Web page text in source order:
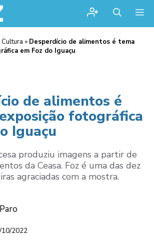
Cultura » Desperdício de alimentos é tema
em Foz do Iguaçu
de alimentos é
fotográfica
Iguaçu
produziu imagens a partir de
da Ceasa. Foz é uma das dez
agraciadas com a mostra.
10/2022